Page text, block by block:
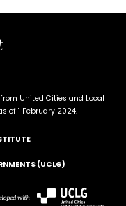
United Cities and Local
of 1 February 2024.
(UCLG)